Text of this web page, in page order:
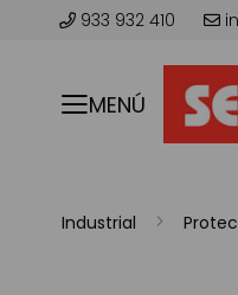
933 932 410
MENÚ
Industrial